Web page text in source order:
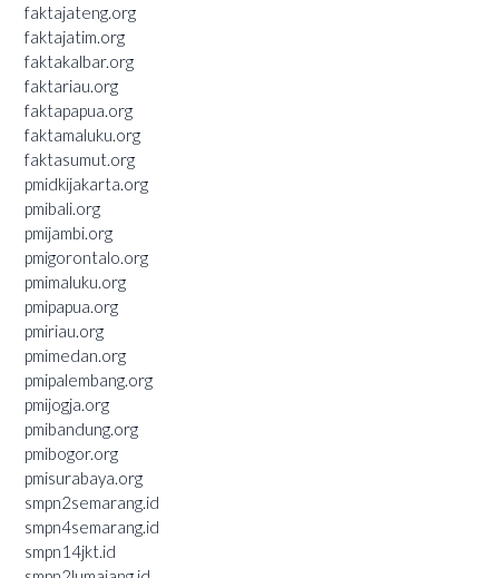
faktajateng.org
faktajatim.org
faktakalbar.org
faktariau.org
faktapapua.org
faktamaluku.org
faktasumut.org
pmidkijakarta.org
pmibali.org
pmijambi.org
pmigorontalo.org
pmimaluku.org
pmipapua.org
pmiriau.org
pmimedan.org
pmipalembang.org
pmijogja.org
pmibandung.org
pmibogor.org
pmisurabaya.org
smpn2semarang.id
smpn4semarang.id
smpn14jkt.id